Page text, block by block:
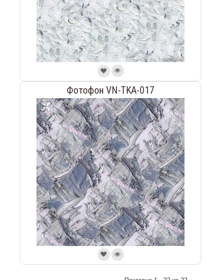
Фотофон VN-TKA-017